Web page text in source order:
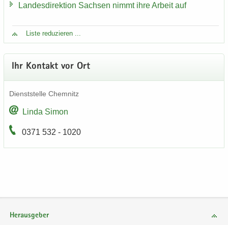
Lan­des­di­rek­ti­on Sach­sen nimmt ihre Ar­beit auf
Liste re­du­zie­ren ...
Ihr Kon­takt vor Ort
Dienst­stel­le Chem­nitz
Linda Simon
0371 532 - 1020
Herausgeber